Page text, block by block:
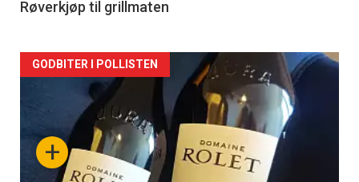
2
Røverkjøp til grillmaten
Forsiden
akkurat
nå+
GODBITER I POLLISTEN